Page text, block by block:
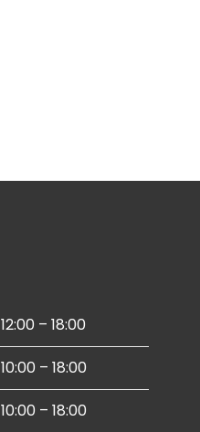
12:00 – 18:00
10:00 – 18:00
10:00 – 18:00